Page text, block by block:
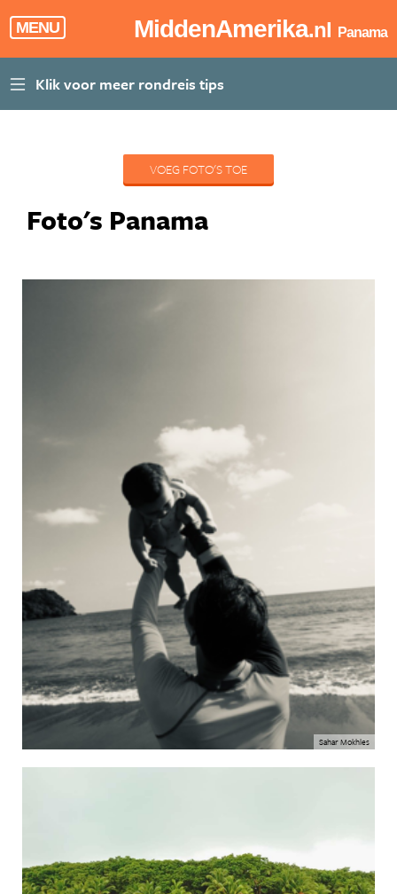
MENU MiddenAmerika.nl Panama
VOEG FOTO'S TOE
Foto's Panama
Sahar Mokhles